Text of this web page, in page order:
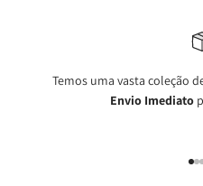
Temos uma vasta coleção
Envio Imediato